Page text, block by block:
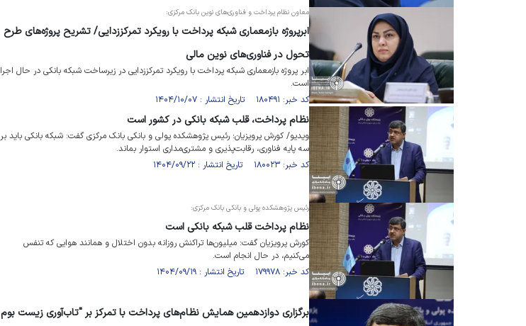
معاون نظام پرداخت و فناوری‌های نوین بانک مرکزی:
ابرپروژه بازمعماری شبکه پرداخت با رویکرد تمرکززدایی/ تشریح پروژه‌های طرح
تحول در فناوری‌های نوین مالی
ابر پروژه بازمعماری شبکه پرداخت با رویکرد تمرکززدایی در زیرساخت شبکه بانکی در حال اجرا
است.
کد خبر: ۱۸۰۴۹۱ تاریخ انتشار : ۱۴۰۴/۱۰/۰۷
نظام پرداخت، قلب شبکه بانکی در کشور است
ویدیو/ کورش پرویزیان؛ رئیس پژوهشکده پولی و بانکی بانک مرکزی گفت: شبکه بانکی باید بر
سه پایه فناوری، رقابت‌پذیری و مشتری‌مداری استوار بماند.
کد خبر: ۱۸۰۰۲۳ تاریخ انتشار : ۱۴۰۴/۰۹/۲۲
رئیس پژوهشکده پولی و بانکی بانک مرکزی:
نظام پرداخت قلب شبکه بانکی است
کورش پرویزیان گفت: میلیون‌ها تراکنش روزانه بدون اختلال و همانند هوایی که تنفس
می‌کنیم، در حال انجام است.
کد خبر: ۱۷۹۹۷۸ تاریخ انتشار : ۱۴۰۴/۰۹/۱۹
برگزاری دوازدهمین همایش نظام‌های پرداخت با تمرکز بر "تاب‌آوری زیست بوم